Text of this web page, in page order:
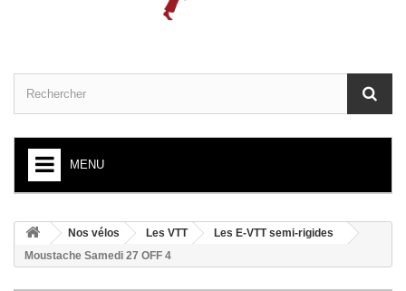
MENU
NOS VÉLOS
Nos vélos Les VTT
Les E-VTT semi-rigides
Moustache Samedi 27 OFF 4